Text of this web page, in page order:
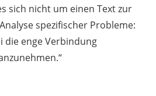
sich nicht um einen Text zur
spezifischer Probleme:
die enge Verbindung